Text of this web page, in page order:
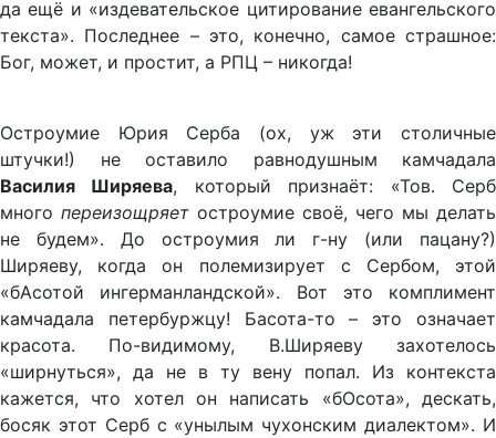
да ещё и «издевательское цитирование евангельского
текста». Последнее – это, конечно, самое страшное:
Бог, может, и простит, а РПЦ – никогда!
Остроумие Юрия Серба (ох, уж эти столичные
штучки!) не оставило равнодушным камчадала
Василия Ширяева, который признаёт: «Тов. Серб
много переизощряет остроумие своё, чего мы делать
не будем». До остроумия ли г-ну (или пацану?)
Ширяеву, когда он полемизирует с Сербом, этой
«бАсотой ингерманландской». Вот это комплимент
камчадала петербуржцу! Басота-то – это означает
красота. По-видимому, В.Ширяеву захотелось
«ширнуться», да не в ту вену попал. Из контекста
кажется, что хотел он написать «бОсота», дескать,
босяк этот Серб с «унылым чухонским диалектом». И